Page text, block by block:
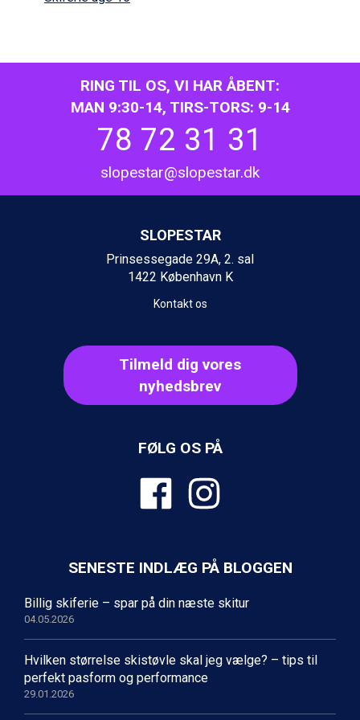
Sölden fra DKK 8.445
Champoluc fra DKK 3.795
Sestriere fra DKK 4.395
Fieberbrunn fra DKK 6.145
Wagrain fra DKK 4.645
Ischgl fra DKK 7.095
St. Anton fra DKK 7.245
Ponte di Legno fra DKK 4.745
Alleghe fra DKK 5.595
Bad Gastein fra DKK 4.195
Sauze dOulx fra DKK 4.045
Arabba fra DKK 7.045
Val Thorens fra DKK 5.395
Cervinia fra DKK 5.295
Bad Hofgastein fra DKK 5.495
Passo Tonale fra DKK 3.795
Champoluc fra DKK 3.795
Fieberbrunn fra DKK 6.145
Wagrain fra DKK 4.645
Zell am See fra DKK 4.095
Livigno fra DKK 4.145
Canazei fra DKK 4.745
Ponte di Legno fra DKK 4.745
Sauze dOulx fra DKK 4.045
Arabba fra DKK 7.045
La Thuile fra DKK 4.595
RING TIL OS, VI HAR ÅBENT:
MAN 9:30-14, TIRS-TORS: 9-14
78 72 31 31
slopestar@slopestar.dk
SLOPESTAR
Prinsessegade 29A, 2. sal
1422 København K
Kontakt os
Tilmeld dig vores
nyhedsbrev
FØLG OS PÅ
SENESTE INDLÆG PÅ BLOGGEN
Billig skiferie – spar på din næste skitur
04.05.2026
Hvilken størrelse skistøvle skal jeg vælge? – tips til
perfekt pasform og performance
29.01.2026